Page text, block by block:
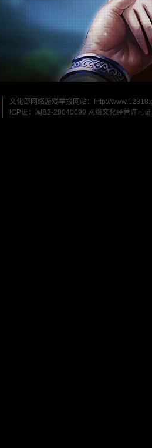
文化部网络游戏举报网站：
http://
ICP证：闽B2-20040099 网络文化经营许可